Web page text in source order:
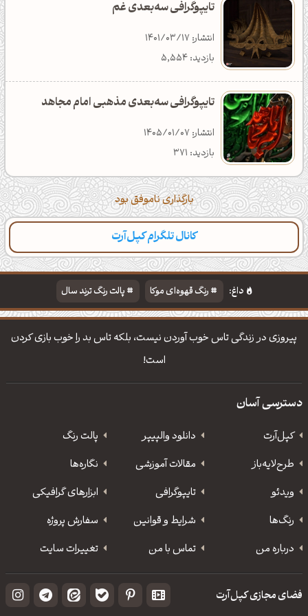
تایپوگرافی سه‌بعدی غم
انتشار: 1401/03/17
بازدید: 5,554
تایپوگرافی سه‌بعدی مذهبی امام مجاهد
انتشار: 1405/01/07
بازدید: 371
بارگذاری ناموفق بود
کانال تلگرام کپل‌آرت
داغ: رنگ قهوه‌ای موکا
پالت رنگ ترند سال
دانلود والپیپر مذهبی
تایپوگرافی شعر مولانا
پیروزی در زندگی تاس خوب آوردن نیست، بلکه تاس بد را خوب بازی کردن
است!
دسترسی آسان
کپل‌آرت دانلود‌ والپیپر
پالت رنگ
طرح‌لایه‌باز
مقالات آموزشی
نگاره‌ها
ویدئو
‌تایپوگرافی
ابزارهای گرافیکی
رنگ‌ها
شرایط و قوانین
سفارش پروژه
درباره من
تماس با من تغییرات سایت
فضای مجازی کپل‌آرت